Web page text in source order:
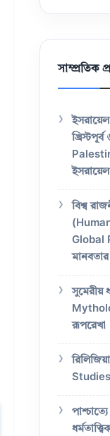
সাম্প্রতিক
ইসরায়েল
বিশ্ব
Global
সুমেরীয়
রূপরেখা